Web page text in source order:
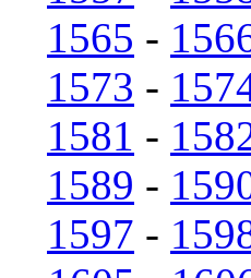
1565 -
1573 -
1581 -
1589 -
1597 -